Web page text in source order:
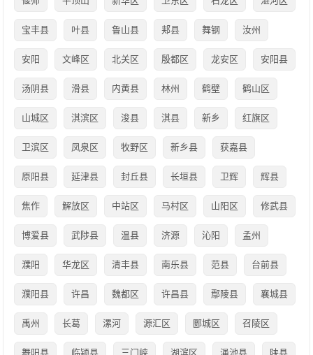
宝丰县 叶县 鲁山县 郏县 舞钢 汝州
安阳 文峰区 北关区 殷都区 龙安区 安阳县
汤阴县 滑县 内黄县 林州 鹤壁 鹤山区
山城区 淇滨区 浚县 淇县 新乡 红旗区
卫滨区 凤泉区 牧野区 新乡县 获嘉县
原阳县 延津县 封丘县 长垣县 卫辉 辉县
焦作 解放区 中站区 马村区 山阳区 修武县
博爱县 武陟县 温县 济源 沁阳 孟州
濮阳 华龙区 清丰县 南乐县 范县 台前县
濮阳县 许昌 魏都区 许昌县 鄢陵县 襄城县
禹州 长葛 漯河 源汇区 郾城区 召陵区
舞阳县 临颍县 三门峡 湖滨区 渑池县 陕县